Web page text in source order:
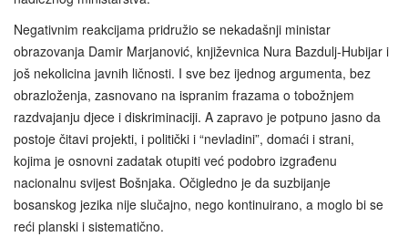
Negativnim reakcijama pridružio se nekadašnji ministar
obrazovanja Damir Marjanović, književnica Nura Bazdulj-Hubijar i
još nekolicina javnih ličnosti. I sve bez ijednog argumenta, bez
obrazloženja, zasnovano na ispranim frazama o tobožnjem
razdvajanju djece i diskriminaciji. A zapravo je potpuno jasno da
postoje čitavi projekti, i politički i “nevladini”, domaći i strani,
kojima je osnovni zadatak otupiti već podobro izgrađenu
nacionalnu svijest Bošnjaka. Očigledno je da suzbijanje
bosanskog jezika nije slučajno, nego kontinuirano, a moglo bi se
reći planski i sistematično.